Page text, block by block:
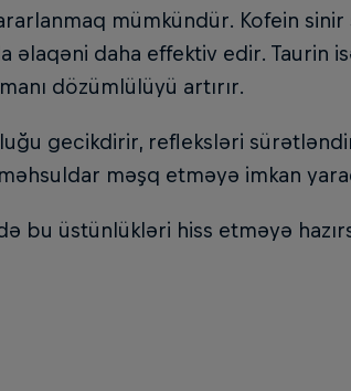
mümkündür. Kofein sinir
əlaqəni daha effektiv edir. Taurin
dözümlülüyü artırır.
gecikdirir, refleksləri
məşq etməyə imkan
bu üstünlükləri hiss etməyə